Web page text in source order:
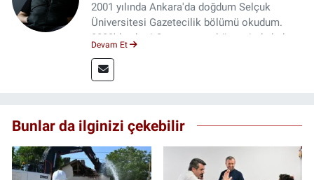
2001 yılında Ankara'da doğdum Selçuk
Üniversitesi Gazetecilik bölümü okudum.
2023'den beri Genç gazete bünyesinde haber
Devam Et
Bunlar da ilginizi çekebilir